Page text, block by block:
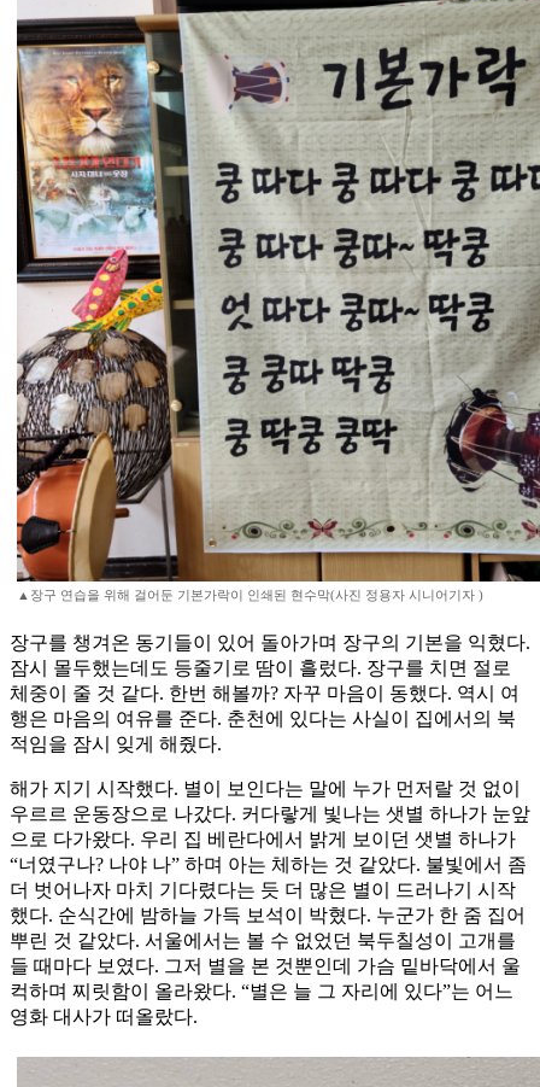
▲장구 연습을 위해 걸어둔 기본가락이 인쇄된 현수막(사진 정용자 시니어기자 )
장구를 챙겨온 동기들이 있어 돌아가며 장구의 기본을 익혔다.
잠시 몰두했는데도 등줄기로 땀이 흘렀다. 장구를 치면 절로
체중이 줄 것 같다. 한번 해볼까? 자꾸 마음이 동했다. 역시 여
행은 마음의 여유를 준다. 춘천에 있다는 사실이 집에서의 북
적임을 잠시 잊게 해줬다.
해가 지기 시작했다. 별이 보인다는 말에 누가 먼저랄 것 없이
우르르 운동장으로 나갔다. 커다랗게 빛나는 샛별 하나가 눈앞
으로 다가왔다. 우리 집 베란다에서 밝게 보이던 샛별 하나가
“너였구나? 나야 나” 하며 아는 체하는 것 같았다. 불빛에서 좀
더 벗어나자 마치 기다렸다는 듯 더 많은 별이 드러나기 시작
했다. 순식간에 밤하늘 가득 보석이 박혔다. 누군가 한 줌 집어
뿌린 것 같았다. 서울에서는 볼 수 없었던 북두칠성이 고개를
들 때마다 보였다. 그저 별을 본 것뿐인데 가슴 밑바닥에서 울
컥하며 찌릿함이 올라왔다. “별은 늘 그 자리에 있다”는 어느
영화 대사가 떠올랐다.